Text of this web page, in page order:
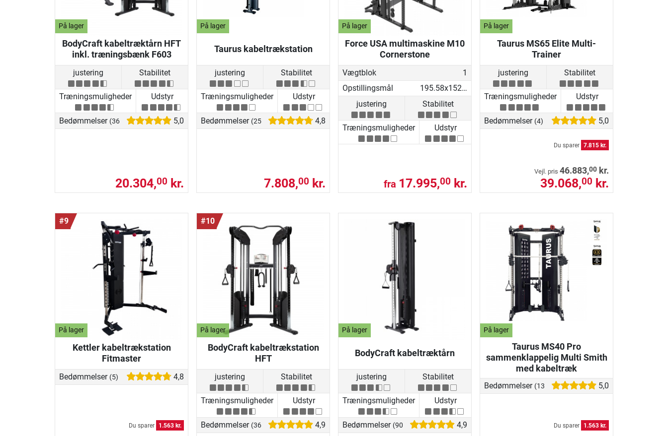
På lager
BodyCraft kabeltræktårn HFT
inkl. træningsbænk F603
justering Stabilitet
Træningsmuligheder Udstyr
Bedømmelser (36) 5,0
20.304,00 kr.
På lager
Taurus kabeltrækstation
justering Stabilitet
Træningsmuligheder Udstyr
Bedømmelser (25) 4,8
7.808,00 kr.
På lager
Force USA multimaskine M10
Cornerstone
Vægtblok
1
Opstillingsmål
195.58x152.4x219.71 cm
justering
Stabilitet
Træningsmuligheder Udstyr
fra 17.995,00 kr.
På lager
Taurus MS65 Elite Multi-
Trainer
justering Stabilitet
Træningsmuligheder Udstyr
Bedømmelser (4) 5,0
Du sparer 7.815 kr.
Vejl. pris 46.883,00 kr.
39.068,00 kr.
#9
På lager
Kettler kabeltrækstation
Fitmaster
Bedømmelser (5) 4,8
Du sparer 1.563 kr.
#10
På lager
BodyCraft kabeltrækstation
HFT
justering Stabilitet
Træningsmuligheder Udstyr
Bedømmelser (36) 4,9
På lager
BodyCraft kabeltræktårn
justering Stabilitet
Træningsmuligheder Udstyr
Bedømmelser (90) 4,9
På lager
Taurus MS40 Pro
sammenklappelig Multi Smith
med kabeltræk
Bedømmelser (13) 5,0
Du sparer 1.563 kr.